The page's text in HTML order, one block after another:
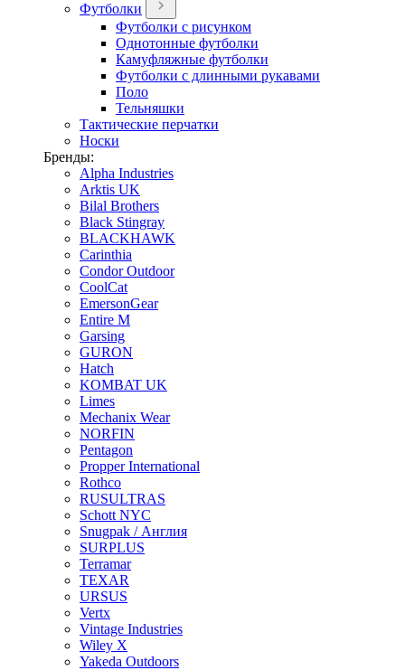
Футболки
Футболки с рисунком
Однотонные футболки
Камуфляжные футболки
Футболки с длинными рукавами
Поло
Тельняшки
Тактические перчатки
Носки
Бренды:
Alpha Industries
Arktis UK
Bilal Brothers
Black Stingray
BLACKHAWK
Carinthia
Condor Outdoor
CoolCat
EmersonGear
Entire M
Garsing
GURON
Hatch
KOMBAT UK
Limes
Mechanix Wear
NORFIN
Pentagon
Propper International
Rothco
RUSULTRAS
Schott NYC
Snugpak / Англия
SURPLUS
Terramar
TEXAR
URSUS
Vertx
Vintage Industries
Wiley X
Yakeda Outdoors